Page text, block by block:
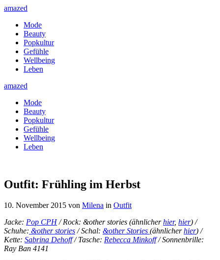
amazed
Mode
Beauty
Popkultur
Gefühle
Wellbeing
Leben
amazed
Mode
Beauty
Popkultur
Gefühle
Wellbeing
Leben
Outfit: Frühling im Herbst
10. November 2015 von Milena in Outfit
Jacke: Pop CPH/ Rock: &other stories (ähnlicherhier, hier) /
Schuhe: &other stories / Schal: &other Stories (ähnlicherhier) /
Kette: Sabrina Dehoff/ Tasche: Rebecca Minkoff/ Sonnenbrille:
Ray Ban 4141